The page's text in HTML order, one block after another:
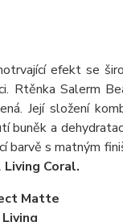
efekt se
Rtěnka Salerm
Její složení
buněk a
barvě s matným
Coral.